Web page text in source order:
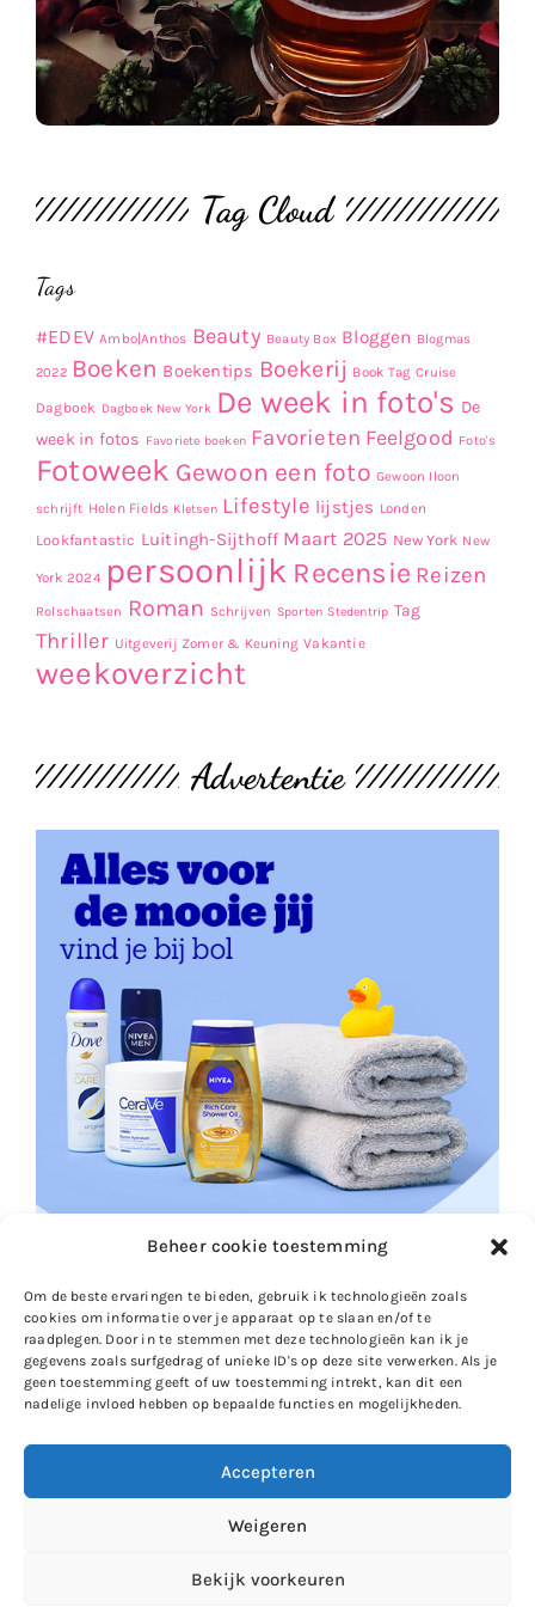
Beheer cookie toestemming
Om de beste ervaringen te bieden, gebruik ik technologieën zoals
cookies om informatie over je apparaat op te slaan en/of te
raadplegen. Door in te stemmen met deze technologieën kan ik je
gegevens zoals surfgedrag of unieke ID's op deze site verwerken. Als je
geen toestemming geeft of uw toestemming intrekt, kan dit een
nadelige invloed hebben op bepaalde functies en mogelijkheden.
Accepteren
Weigeren
Bekijk voorkeuren
Tag Cloud
Tags
#EDEV Ambo|Anthos Beauty Beauty Box Bloggen Blogmas
2022 Boeken Boekentips Boekerij Book Tag Cruise
Dagboek Dagboek New York De week in foto's De
week in fotos Favoriete boeken Favorieten Feelgood Foto's
Fotoweek Gewoon een foto Gewoon Iloon
schrijft Helen Fields Kletsen Lifestyle lijstjes Londen
Lookfantastic Luitingh-Sijthoff Maart 2025 New York New
York 2024 persoonlijk Recensie Reizen
Rolschaatsen Roman Schrijven Sporten Stedentrip Tag
Thriller Uitgeverij Zomer & Keuning Vakantie
weekoverzicht
Advertentie
Gewoon Iloon